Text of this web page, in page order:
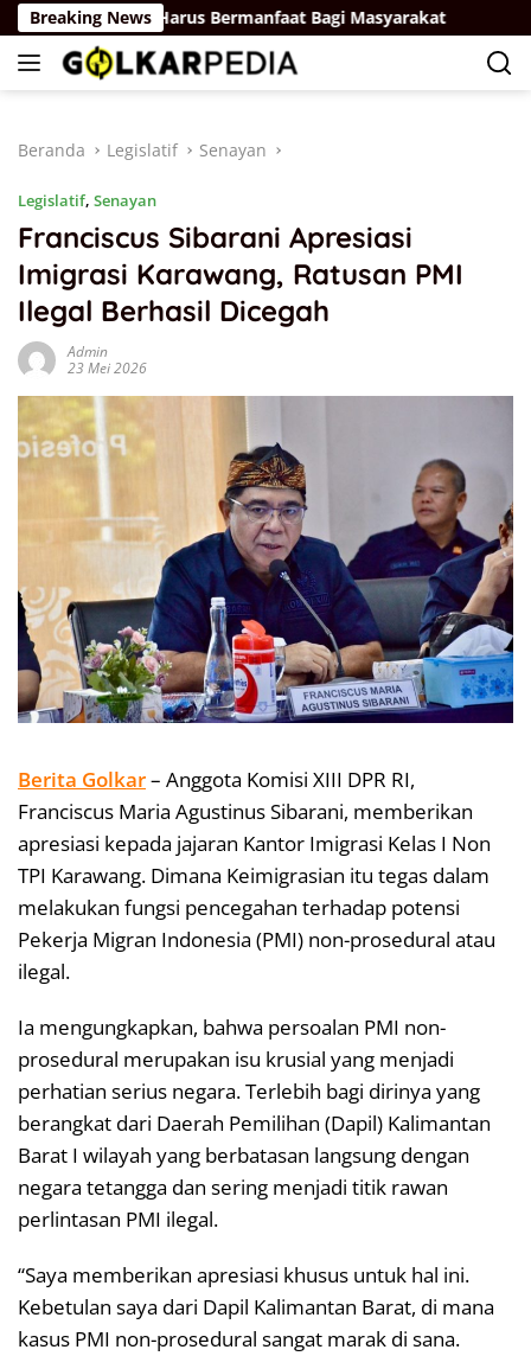
Langsung
ke
konten
Breaking News
Kader Harus Bermanfaat Bagi Masyarakat
Beranda Legislatif Senayan
Legislatif, Senayan
Franciscus Sibarani Apresiasi
Imigrasi Karawang, Ratusan PMI
Ilegal Berhasil Dicegah
Admin
23 Mei 2026
Berita Golkar– Anggota Komisi XIII DPR RI,
Franciscus Maria Agustinus Sibarani, memberikan
apresiasi kepada jajaran Kantor Imigrasi Kelas I Non
TPI Karawang. Dimana Keimigrasian itu tegas dalam
melakukan fungsi pencegahan terhadap potensi
Pekerja Migran Indonesia (PMI) non-prosedural atau
ilegal.
Ia mengungkapkan, bahwa persoalan PMI non-
prosedural merupakan isu krusial yang menjadi
perhatian serius negara. Terlebih bagi dirinya yang
berangkat dari Daerah Pemilihan (Dapil) Kalimantan
Barat I wilayah yang berbatasan langsung dengan
negara tetangga dan sering menjadi titik rawan
perlintasan PMI ilegal.
“Saya memberikan apresiasi khusus untuk hal ini.
Kebetulan saya dari Dapil Kalimantan Barat, di mana
kasus PMI non-prosedural sangat marak di sana.